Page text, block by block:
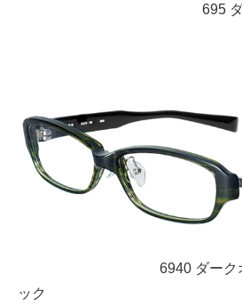
695 ダークスモ
6940 ダークオリー
ック